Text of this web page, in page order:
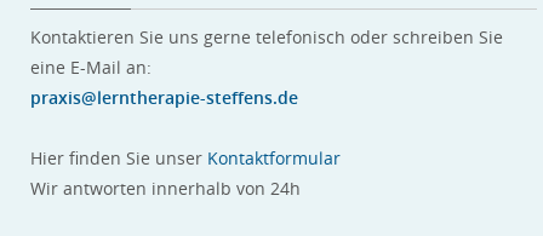
Kontaktieren Sie uns gerne telefonisch oder schreiben Sie
eine E-Mail an:
praxis@lerntherapie-steffens.de
Hier finden Sie unser Kontaktformular
Wir antworten innerhalb von 24h